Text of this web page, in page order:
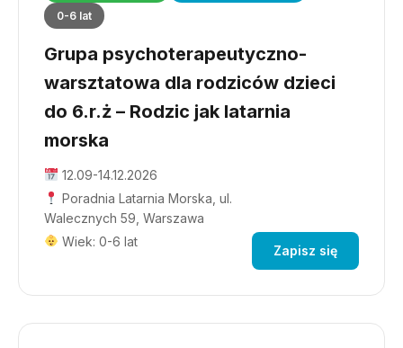
0-6 lat
Grupa psychoterapeutyczno-
warsztatowa dla rodziców dzieci
do 6.r.ż – Rodzic jak latarnia
morska
12.09-14.12.2026
Poradnia Latarnia Morska, ul.
Walecznych 59, Warszawa
Wiek: 0-6 lat
Zapisz się